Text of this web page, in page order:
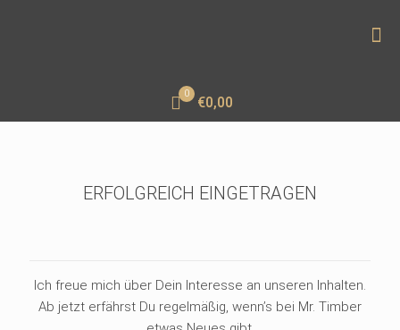
0
€0,00
ERFOLGREICH EINGETRAGEN
Ich freue mich über Dein Interesse an unseren Inhalten.
Ab jetzt erfährst Du regelmäßig, wenn’s bei Mr. Timber